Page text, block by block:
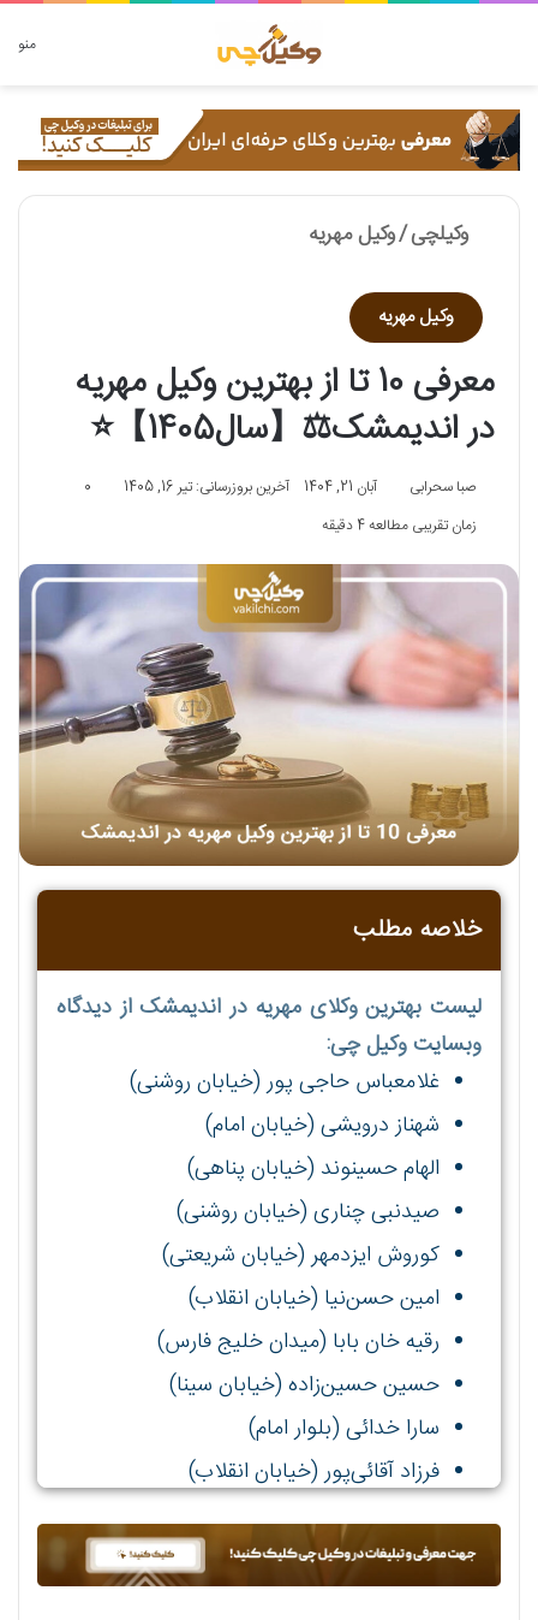
منو دنبال چه چیزی هستید؟
وکیلچی/وکیل مهریه
وکیل مهریه
معرفی 10 تا از بهترین وکیل مهریه
در اندیمشک⚖️【سال1405】⭐
صبا سحرابی آبان 21, 1404 آخرین بروزرسانی: تیر 16, 1405
0
زمان تقریبی مطالعه 4 دقیقه
خلاصه مطلب
لیست بهترین وکلای مهریه در اندیمشک از دیدگاه
وبسایت وکیل چی:
غلامعباس حاجی پور (خیابان روشنی)
شهناز درویشی (خیابان امام)
الهام حسینوند (خیابان پناهی)
صیدنبی چناری (خیابان روشنی)
کوروش ایزدمهر (خیابان شریعتی)
امین حسن‌نیا (خیابان انقلاب)
رقیه خان بابا (میدان خلیج فارس)
حسین حسین‌زاده (خیابان سینا)
سارا خدائی (بلوار امام)
فرزاد آقائی‌پور (خیابان انقلاب)